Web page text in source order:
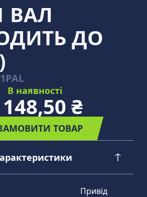
ВАЛ
ДО
В наявності
₴
ТОВАР
Привід